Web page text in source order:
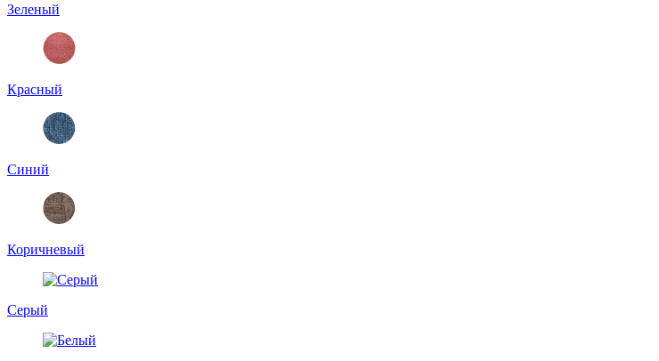
Зеленый
Красный
Синий
Коричневый
Серый